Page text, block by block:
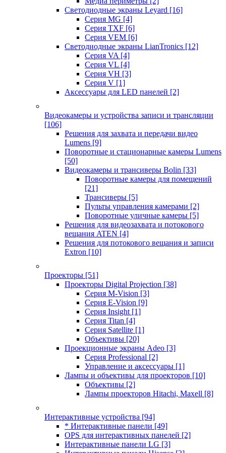
Светодиодные экраны Leyard [16]
Серия MG [4]
Серия TXF [6]
Серия VEM [6]
Светодиодные экраны LianTronics [12]
Серия VA [4]
Серия VL [4]
Серия VH [3]
Серия V [1]
Аксессуары для LED панелей [2]
Видеокамеры и устройства записи и трансляции
[106]
Решения для захвата и передачи видео
Lumens [9]
Поворотные и стационарные камеры Lumens
[50]
Видеокамеры и трансиверы Bolin [33]
Поворотные камеры для помещений
[21]
Трансиверы [5]
Пульты управления камерами [2]
Поворотные уличные камеры [5]
Решения для видеозахвата и потокового
вещания ATEN [4]
Решения для потокового вещания и записи
Extron [10]
Проекторы [51]
Проекторы Digital Projection [38]
Серия M-Vision [3]
Серия E-Vision [9]
Серия Insight [1]
Серия Titan [4]
Серия Satellite [1]
Объективы [20]
Проекционные экраны Adeo [3]
Серия Professional [2]
Управление и аксессуары [1]
Лампы и объективы для проекторов [10]
Объективы [2]
Лампы проекторов Hitachi, Maxell [8]
Интерактивные устройства [94]
* Интерактивные панели [49]
OPS для интерактивных панелей [2]
Интерактивные панели LG [3]